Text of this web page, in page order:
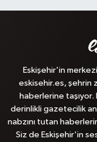
Eskişehir'in
eskisehir.es, şehrin
haberlerine
derinlikli gazetecilik
nabzını tutan
Siz de Eskişehir'in